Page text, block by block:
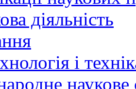
діяльність
і
наукове